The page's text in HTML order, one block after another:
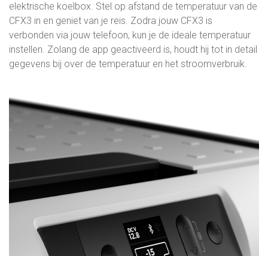
elektrische koelbox. Stel op afstand de temperatuur van de
CFX3 in en geniet van je reis. Zodra jouw CFX3 is
verbonden via jouw telefoon, kun je de ideale temperatuur
instellen. Zolang de app geactiveerd is, houdt hij tot in detail
gegevens bij over de temperatuur en het stroomverbruik.